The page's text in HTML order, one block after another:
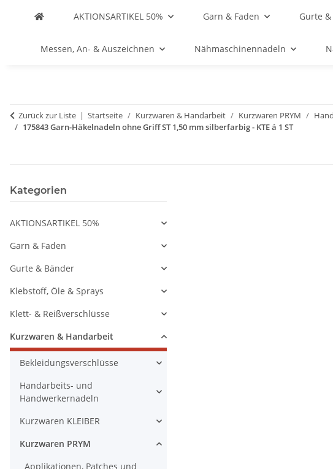
AKTIONSARTIKEL 50% Garn & Faden Gurte
Messen, An- & Auszeichnen Nähmaschinennadeln
Zurück zur Liste Startseite Kurzwaren & Handarbeit Kurzwaren PRYM
175843 Garn-Häkelnadeln ohne Griff ST 1,50 mm silberfarbig - KTE á 1 ST
Kategorien
AKTIONSARTIKEL 50%
Garn & Faden
Gurte & Bänder
Klebstoff, Öle & Sprays
Klett- & Reißverschlüsse
Kurzwaren & Handarbeit
Bekleidungsverschlüsse
Handarbeits- und
Handwerkernadeln
Kurzwaren KLEIBER
Kurzwaren PRYM
Applikationen, Patches und